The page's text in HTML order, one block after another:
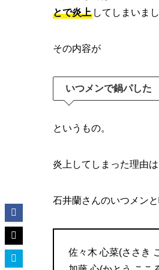
とで炎上 してしまいまし
その内容が
いつメンで鍋パした
というもの。
炎上してしまった理由は
石井蘭さんのいつメン
佐々木 心菜(ささき